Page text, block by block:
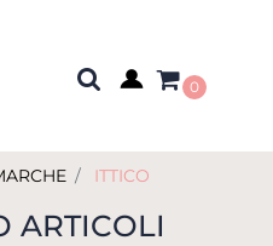
0
ITTICO
ARTICOLI